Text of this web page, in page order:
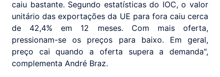
caiu bastante. Segundo estatísticas do IOC, o valor
unitário das exportações da UE para fora caiu cerca
de 42,4% em 12 meses. Com mais oferta,
pressionam-se os preços para baixo. Em geral,
preço cai quando a oferta supera a demanda",
complementa André Braz.